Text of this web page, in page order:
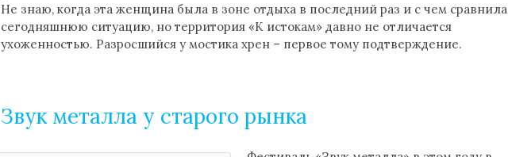
Не знаю, когда эта женщина была в зоне отдыха в последний раз и с чем сравнила
сегодняшнюю ситуацию, но территория «К истокам» давно не отличается
ухоженностью. Разросшийся у мостика хрен – первое тому подтверждение.
Звук металла у старого рынка